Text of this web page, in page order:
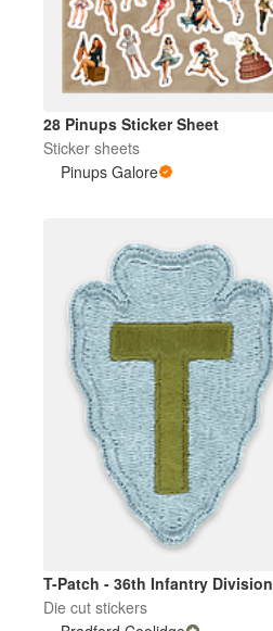
アパレル
その他の製品
28 Pinups Sticker Sheet
Sticker sheets
Pinups Galore
T-Patch - 36th Infantry Division
Die cut stickers